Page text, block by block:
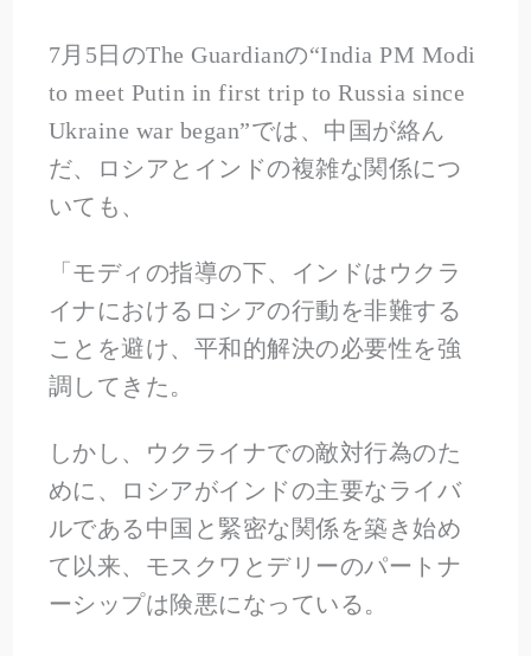
7月5日のThe Guardianの“India PM Modi
to meet Putin in first trip to Russia since
Ukraine war began”では、中国が絡ん
だ、ロシアとインドの複雑な関係につ
いても、
「モディの指導の下、インドはウクラ
イナにおけるロシアの行動を非難する
ことを避け、平和的解決の必要性を強
調してきた。
しかし、ウクライナでの敵対行為のた
めに、ロシアがインドの主要なライバ
ルである中国と緊密な関係を築き始め
て以来、モスクワとデリーのパートナ
ーシップは険悪になっている。